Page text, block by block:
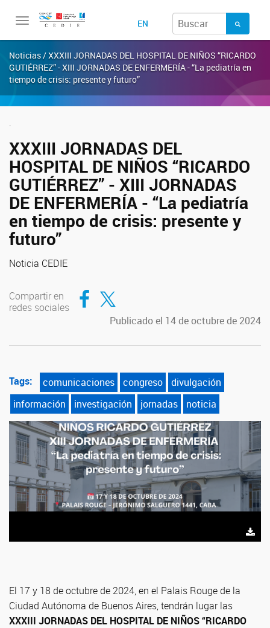
Toggle
EN
Noticias / XXXIII JORNADAS DEL HOSPITAL DE NIÑOS “RICARDO
GUTIÉRREZ” - XIII JORNADAS DE ENFERMERÍA - “La pediatría en
tiempo de crisis: presente y futuro”
.
XXXIII JORNADAS DEL
HOSPITAL DE NIÑOS “RICARDO
GUTIÉRREZ” - XIII JORNADAS
DE ENFERMERÍA - “La pediatría
en tiempo de crisis: presente y
futuro”
Noticia CEDIE
Compartir en
redes sociales
Compartir en Facebook
Compartir en Twitter
Publicado el 14 de octubre de 2024
Tags: comunicaciones congreso
divulgación
información
investigación jornadas noticia
El 17 y 18 de octubre de 2024, en el Palais Rouge de la
Ciudad Autónoma de Buenos Aires, tendrán lugar las
XXXIII JORNADAS DEL HOSPITAL DE NIÑOS “RICARDO